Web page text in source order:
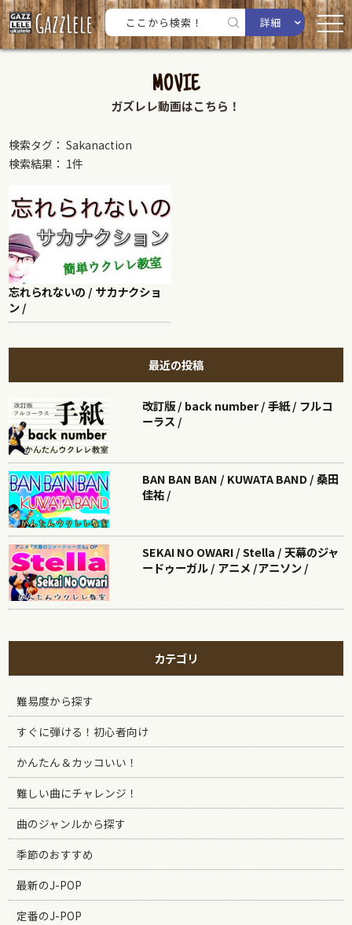
詳細
MOVIE
ガズレレ動画はこちら！
検索タグ： Sakanaction
検索結果： 1件
忘れられないの / サカナクショ
ン /
最近の投稿
改訂版 / back number / 手紙 / フルコ
ーラス /
BAN BAN BAN / KUWATA BAND / 桑田
佳祐 /
SEKAI NO OWARI / Stella / 天幕のジャ
ードゥーガル / アニメ /アニソン /
カテゴリ
難易度から探す
すぐに弾ける！初心者向け
かんたん＆カッコいい！
難しい曲にチャレンジ！
曲のジャンルから探す
季節のおすすめ
最新のJ-POP
定番のJ-POP